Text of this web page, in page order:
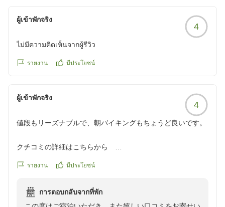
ผู้เข้าพักจริง
4
ไม่มีความคิดเห็นจากผู้รีวิว
รายงาน มีประโยชน์
ผู้เข้าพักจริง
4
値段もリーズナブルで、朝バイキングもちょうど良いです。
クチコミの詳細はこちらから
reviewId=33123478095263
รายงาน มีประโยชน์
การตอบกลับจากที่พัก